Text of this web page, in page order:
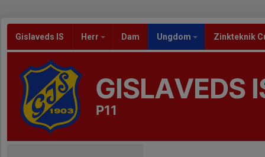
Gislaveds IS Herr Dam Ungdom Zinkteknik
GISLAVEDS
P11